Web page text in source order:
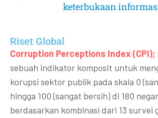
keterbukaan
Riset Global​
Corruption Perceptions Index (CPI);
sebuah indikator komposit untuk
korupsi sektor publik pada skala 0
hingga 100 (sangat bersih) di 180
berdasarkan kombinasi dari 13 survei